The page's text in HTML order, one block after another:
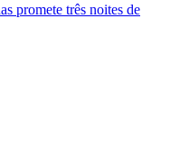
promete três noites de